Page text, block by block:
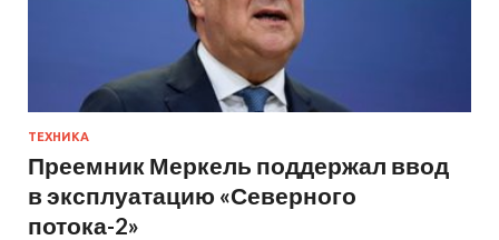
ТЕХНИКА
Преемник Меркель поддержал ввод
в эксплуатацию «Северного
потока-2»